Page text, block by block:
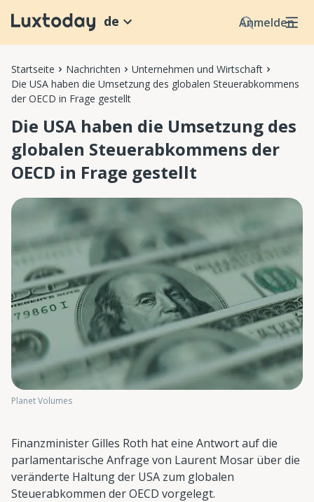
Anmelden
de
Startseite Nachrichten
Unternehmen und Wirtschaft
Die USA haben die Umsetzung des globalen Steuerabkommens
der OECD in Frage gestellt
Die USA haben die Umsetzung des
globalen Steuerabkommens der
OECD in Frage gestellt
Planet Volumes
Finanzminister Gilles Roth hat eine Antwort auf die
parlamentarische Anfrage von Laurent Mosar über die
veränderte Haltung der USA zum globalen
Steuerabkommen der OECD vorgelegt.